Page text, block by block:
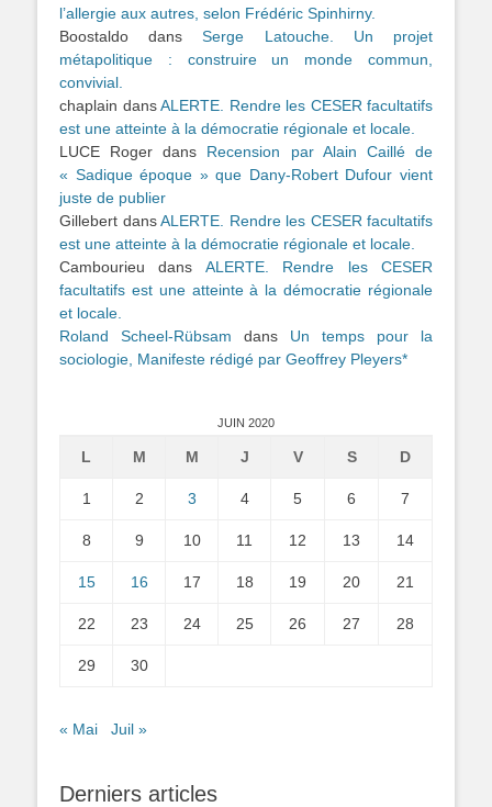
l’allergie aux autres, selon Frédéric Spinhirny.
Boostaldo dansSerge Latouche. Un projet
métapolitique : construire un monde commun,
convivial.
chaplain dansALERTE. Rendre les CESER facultatifs
est une atteinte à la démocratie régionale et locale.
LUCE Roger dans Recension par Alain Caillé de
« Sadique époque » que Dany-Robert Dufour vient
juste de publier
Gillebert dansALERTE. Rendre les CESER facultatifs
est une atteinte à la démocratie régionale et locale.
Cambourieu dans ALERTE. Rendre les CESER
facultatifs est une atteinte à la démocratie régionale
et locale.
Roland Scheel-Rübsam dans Un temps pour la
sociologie, Manifeste rédigé par Geoffrey Pleyers*
JUIN 2020
L M M J V S D
1 2 3 4 5 6 7
8 9 10 11 12 13 14
15 16 17 18 19 20 21
22 23 24 25 26 27 28
29 30
« Mai Juil »
Derniers articles